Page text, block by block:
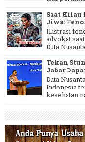
Saat Kilau
Jiwa:
Ilustrasi
advokat
Duta
Tekan
Jabar
Duta
Indonesia
kesehatan